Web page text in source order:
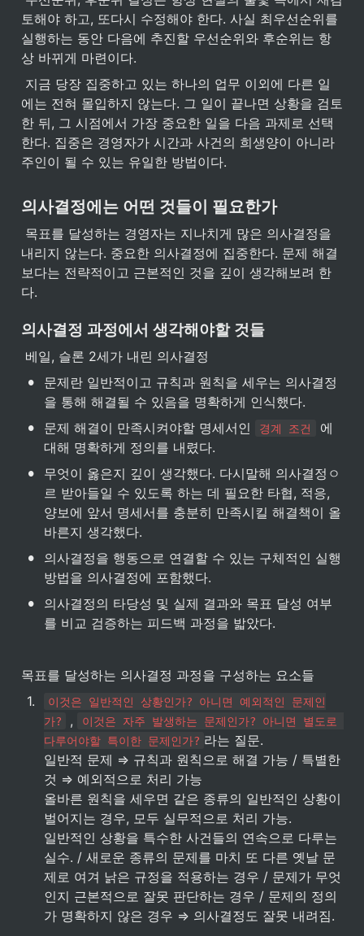
토해야 하고, 또다시 수정해야 한다. 사실 최우선순위를
실행하는 동안 다음에 추진할 우선순위와 후순위는 항
상 바뀌게 마련이다.
에는 전혀 몰입하지 않는다. 그 일이 끝나면 상황을 검토
한 뒤, 그 시점에서 가장 중요한 일을 다음 과제로 선택
한다. 집중은 경영자가 시간과 사건의 희생양이 아니라
주인이 될 수 있는 유일한 방법이다.
의사결정에는 어떤 것들이 필요한가
내리지 않는다. 중요한 의사결정에 집중한다. 문제 해결
보다는 전략적이고 근본적인 것을 깊이 생각해보려 한
다.
의사결정 과정에서 생각해야할 것들
베일, 슬론 2세가 내린 의사결정
•
문제란 일반적이고 규칙과 원칙을 세우는 의사결정
을 통해 해결될 수 있음을 명확하게 인식했다.
• 문제 해결이 만족시켜야할 명세서인 경계 조건
에
대해 명확하게 정의를 내렸다.
•
무엇이 옳은지 깊이 생각했다. 다시말해 의사결정ㅇ
르 받아들일 수 있도록 하는 데 필요한 타협, 적응,
양보에 앞서 명세서를 충분히 만족시킬 해결책이 올
바른지 생각했다.
•
의사결정을 행동으로 연결할 수 있는 구체적인 실행
방법을 의사결정에 포함했다.
•
의사결정의 타당성 및 실제 결과와 목표 달성 여부
를 비교 검증하는 피드백 과정을 밟았다.
목표를 달성하는 의사결정 과정을 구성하는 요소들
1.
이것은 일반적인 상황인가? 아니면 예외적인 문제인
가?
,
이것은 자주 발생하는 문제인가? 아니면 별도로
다루어야할 특이한 문제인가? 라는 질문.
일반적 문제 ⇒ 규칙과 원칙으로 해결 가능 / 특별한
것 ⇒ 예외적으로 처리 가능
올바른 원칙을 세우면 같은 종류의 일반적인 상황이
벌어지는 경우, 모두 실무적으로 처리 가능.
일반적인 상황을 특수한 사건들의 연속으로 다루는
실수. / 새로운 종류의 문제를 마치 또 다른 옛날 문
제로 여겨 낡은 규정을 적용하는 경우 / 문제가 무엇
인지 근본적으로 잘못 판단하는 경우 / 문제의 정의
가 명확하지 않은 경우 ⇒ 의사결정도 잘못 내려짐.